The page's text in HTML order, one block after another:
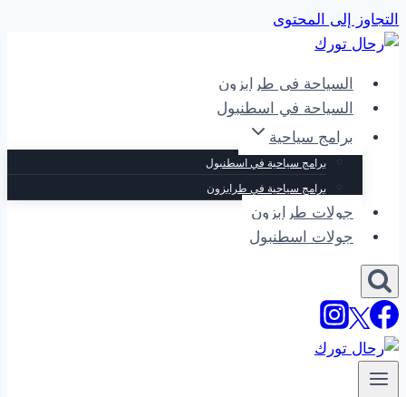
التجاوز إلى المحتوى
السياحة في طرابزون
السياحة في اسطنبول
برامج سياحية
برامج سياحية في اسطنبول
برامج سياحية في طرابزون
جولات طرابزون
جولات اسطنبول